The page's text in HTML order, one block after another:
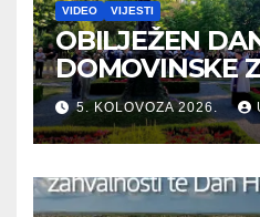
VIDEO VIJESTI
OBILJEŽEN
DOMOVINSKE
TE DAN
BRANITELJA
5. KOLOVOZA 2026.